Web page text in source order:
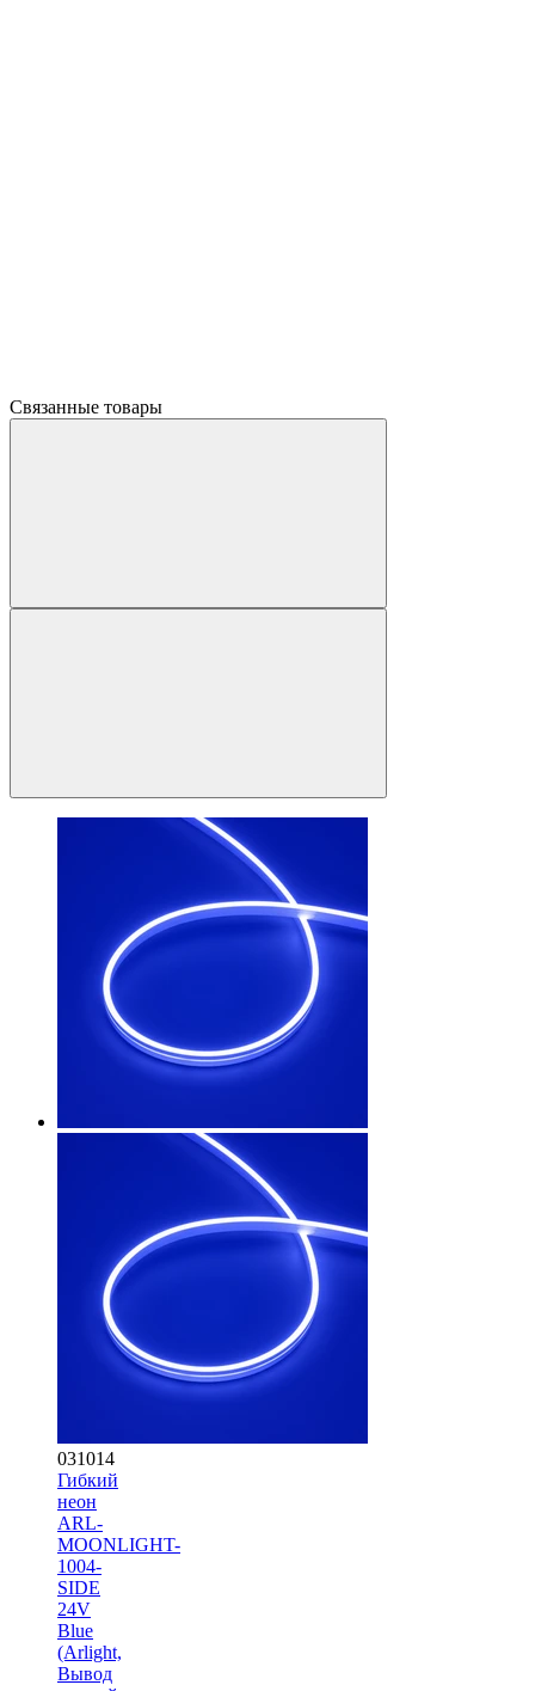
Связанные товары
031014
Гибкий
неон
ARL-
MOONLIGHT-
1004-
SIDE
24V
Blue
(Arlight,
Вывод